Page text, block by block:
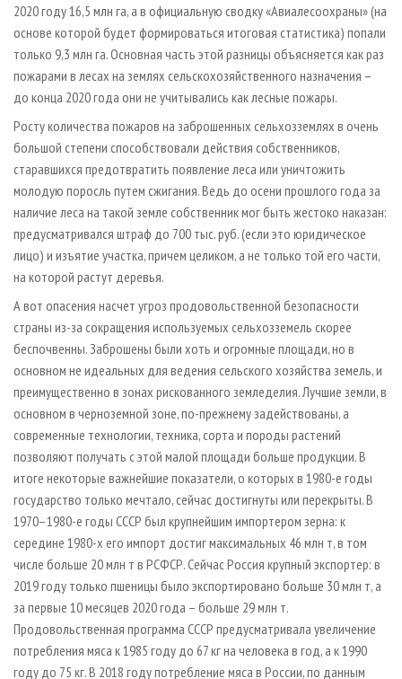
2020 году 16,5 млн га, а в официальную сводку «Авиалесоохраны» (на
основе которой будет формироваться итоговая статистика) попали
только 9,3 млн га. Основная часть этой разницы объясняется как раз
пожарами в лесах на землях сельскохозяйственного назначения –
до конца 2020 года они не учитывались как лесные пожары.
Росту количества пожаров на заброшенных сельхозземлях в очень
большой степени способствовали действия собственников,
старавшихся предотвратить появление леса или уничтожить
молодую поросль путем сжигания. Ведь до осени прошлого года за
наличие леса на такой земле собственник мог быть жестоко наказан:
предусматривался штраф до 700 тыс. руб. (если это юридическое
лицо) и изъятие участка, причем целиком, а не только той его части,
на которой растут деревья.
А вот опасения насчет угроз продовольственной безопасности
страны из-за сокращения используемых сельхозземель скорее
беспочвенны. Заброшены были хоть и огромные площади, но в
основном не идеальных для ведения сельского хозяйства земель, и
преимущественно в зонах рискованного земледелия. Лучшие земли, в
основном в черноземной зоне, по-прежнему задействованы, а
современные технологии, техника, сорта и породы растений
позволяют получать с этой малой площади больше продукции. В
итоге некоторые важнейшие показатели, о которых в 1980-е годы
государство только мечтало, сейчас достигнуты или перекрыты. В
1970–1980-е годы СССР был крупнейшим импортером зерна: к
середине 1980-х его импорт достиг максимальных 46 млн т, в том
числе больше 20 млн т в РСФСР. Сейчас Россия крупный экспортер: в
2019 году только пшеницы было экспортировано больше 30 млн т, а
за первые 10 месяцев 2020 года – больше 29 млн т.
Продовольственная программа СССР предусматривала увеличение
потребления мяса к 1985 году до 67 кг на человека в год, а к 1990
году до 75 кг. В 2018 году потребление мяса в России, по данным